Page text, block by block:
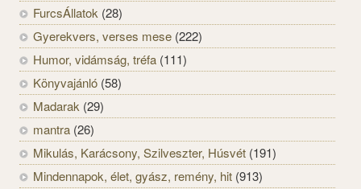
FurcsÁllatok (28)
Gyerekvers, verses mese (222)
Humor, vidámság, tréfa (111)
Könyvajánló (58)
Madarak (29)
mantra (26)
Mikulás, Karácsony, Szilveszter, Húsvét (191)
Mindennapok, élet, gyász, remény, hit (913)